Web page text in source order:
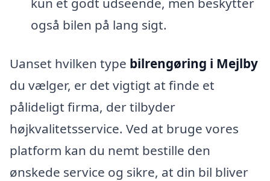
også bilen på lang sigt.
Uanset hvilken type bilrengøring i Mejlby
du vælger, er det vigtigt at finde et
pålideligt firma, der tilbyder
højkvalitetsservice. Ved at bruge vores
platform kan du nemt bestille den
ønskede service og sikre, at din bil bliver